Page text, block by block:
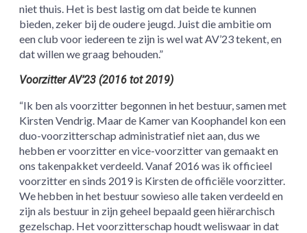
niet thuis. Het is best lastig om dat beide te kunnen
bieden, zeker bij de oudere jeugd. Juist die ambitie om
een club voor iedereen te zijn is wel wat AV’23 tekent, en
dat willen we graag behouden.”
Voorzitter AV’23 (2016 tot 2019)
“Ik ben als voorzitter begonnen in het bestuur, samen met
Kirsten Vendrig. Maar de Kamer van Koophandel kon een
duo-voorzitterschap administratief niet aan, dus we
hebben er voorzitter en vice-voorzitter van gemaakt en
ons takenpakket verdeeld. Vanaf 2016 was ik officieel
voorzitter en sinds 2019 is Kirsten de officiële voorzitter.
We hebben in het bestuur sowieso alle taken verdeeld en
zijn als bestuur in zijn geheel bepaald geen hiërarchisch
gezelschap. Het voorzitterschap houdt weliswaar in dat